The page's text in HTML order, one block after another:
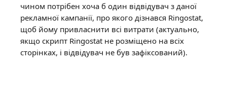
чином потрібен хоча б один відвідувач з даної
рекламної кампанії, про якого дізнався Ringostat,
щоб йому привласнити всі витрати (актуально,
якщо скрипт Ringostat не розміщено на всіх
сторінках, і відвідувач не був зафіксований).